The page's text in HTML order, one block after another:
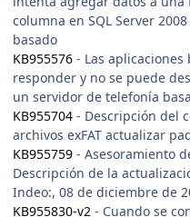
columna en SQL Server
basado
KB955576 - Las aplicaciones
responder y no se puede
un servidor de telefonía
KB955704 - Descripción del
archivos exFAT actualizar
KB955759 - Asesoramiento
Descripción de la
Indeo:, 08 de diciembre de
KB955830-v2 - Cuando se